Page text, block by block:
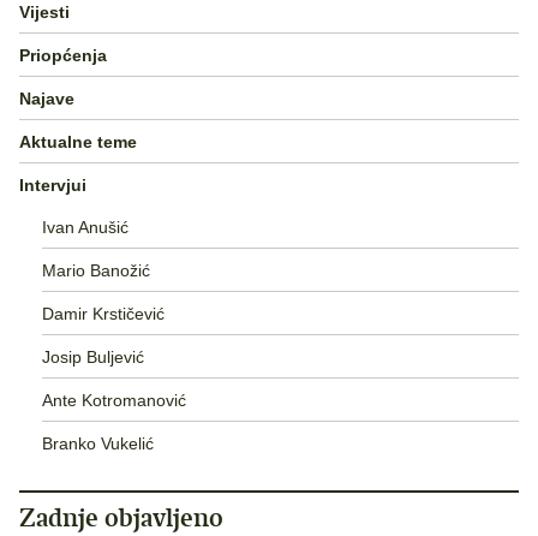
Vijesti
Priopćenja
Najave
Aktualne teme
Intervjui
Ivan Anušić
Mario Banožić
Damir Krstičević
Josip Buljević
Ante Kotromanović
Branko Vukelić
Zadnje objavljeno